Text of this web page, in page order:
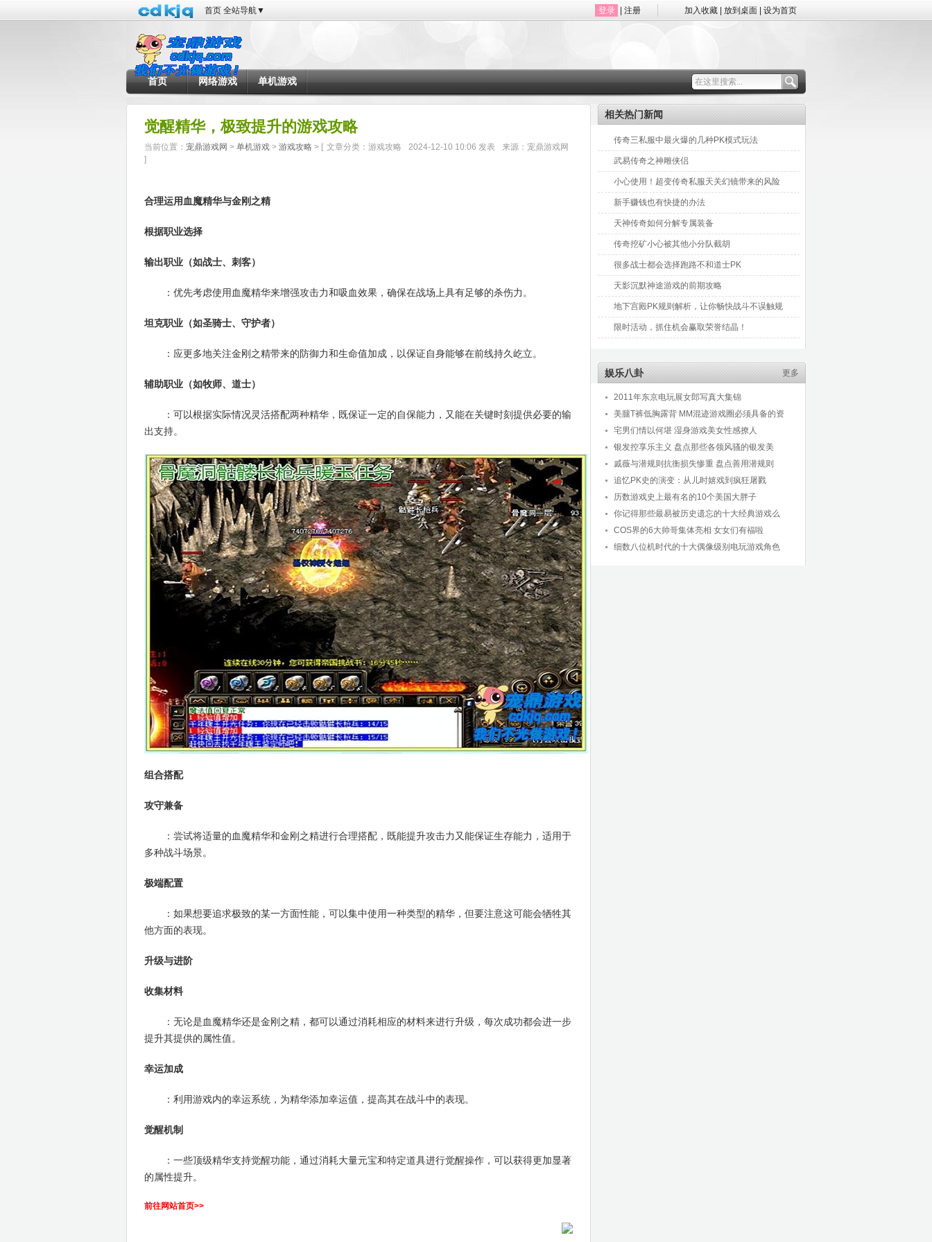
首页 全站导航▼ 登录 注册 加入收藏 放到桌面 设为首页
首页 网络游戏 单机游戏
觉醒精华，极致提升的游戏攻略
当前位置： 宠鼎游戏网 > 单机游戏 > 游戏攻略 > [ 文章分类：游戏攻略 2024-12-10 10:06 发表
来源：宠鼎游戏网
]
合理运用血魔精华与金刚之精
根据职业选择
输出职业（如战士、刺客）
：优先考虑使用血魔精华来增强攻击力和吸血效果，确保在战场上具有足够的杀伤力。
坦克职业（如圣骑士、守护者）
：应更多地关注金刚之精带来的防御力和生命值加成，以保证自身能够在前线持久屹立。
辅助职业（如牧师、道士）
：可以根据实际情况灵活搭配两种精华，既保证一定的自保能力，又能在关键时刻提供必要的输
出支持。
组合搭配
攻守兼备
：尝试将适量的血魔精华和金刚之精进行合理搭配，既能提升攻击力又能保证生存能力，适用于
多种战斗场景。
极端配置
：如果想要追求极致的某一方面性能，可以集中使用一种类型的精华，但要注意这可能会牺牲其
他方面的表现。
升级与进阶
收集材料
：无论是血魔精华还是金刚之精，都可以通过消耗相应的材料来进行升级，每次成功都会进一步
提升其提供的属性值。
幸运加成
：利用游戏内的幸运系统，为精华添加幸运值，提高其在战斗中的表现。
觉醒机制
：一些顶级精华支持觉醒功能，通过消耗大量元宝和特定道具进行觉醒操作，可以获得更加显著
的属性提升。
前往网站首页>>
相关热门新闻
传奇三私服中最火爆的几种PK模式玩法
武易传奇之神雕侠侣
小心使用！超变传奇私服天关幻镜带来的风险
新手赚钱也有快捷的办法
天神传奇如何分解专属装备
传奇挖矿小心被其他小分队截胡
很多战士都会选择跑路不和道士PK
天影沉默神途游戏的前期攻略
地下宫殿PK规则解析，让你畅快战斗不误触规
限时活动，抓住机会赢取荣誉结晶！
娱乐八卦 更多
2011年东京电玩展女郎写真大集锦
美腿T裤低胸露背 MM混迹游戏圈必须具备的资
宅男们情以何堪 湿身游戏美女性感撩人
银发控享乐主义 盘点那些各领风骚的银发美
戚薇与潜规则抗衡损失惨重 盘点善用潜规则
追忆PK史的演变：从儿时嬉戏到疯狂屠戮
历数游戏史上最有名的10个美国大胖子
你记得那些最易被历史遗忘的十大经典游戏么
COS界的6大帅哥集体亮相 女女们有福啦
细数八位机时代的十大偶像级别电玩游戏角色